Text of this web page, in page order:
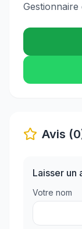
Gestionnaire
Avis
Laisser un
Votre nom